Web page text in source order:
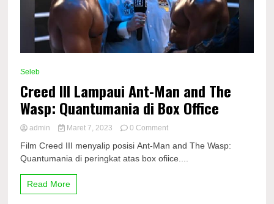
Seleb
Creed III Lampaui Ant-Man and The
Wasp: Quantumania di Box Office
admin Maret 7, 2023 0 Commenton
III
Lampaui
Film Creed III menyalip posisi Ant-Man and The Wasp:
Quantumania di peringkat atas box ofiice....
Read More